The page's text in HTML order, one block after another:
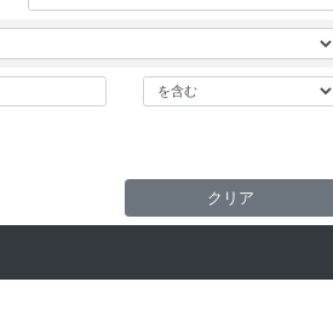
クリア